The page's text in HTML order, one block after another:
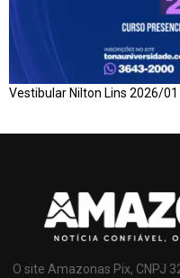
Vestibular Nilton Lins 2026/01
O site Amazonas Pix, CNPJ